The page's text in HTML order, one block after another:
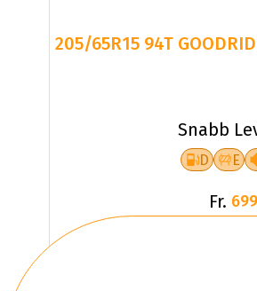
205/65R15 94T
Snabb
D E
Fr.